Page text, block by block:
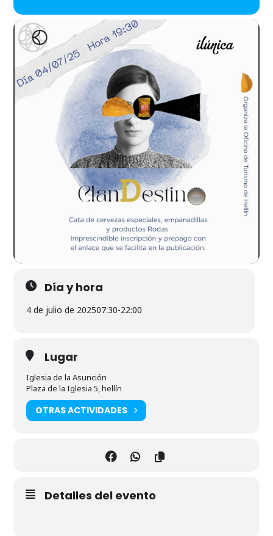
Día y hora
4 de julio de 202507:30-22:00
Lugar
Iglesia de la Asunción
Plaza de la Iglesia 5, hellín
OTRAS ACTIVIDADES
Detalles del evento